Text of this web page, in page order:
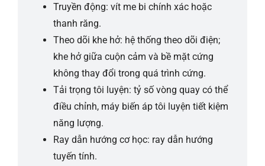
Truyền động: vít me bi chính xác hoặc
thanh răng.
Theo dõi khe hở: hệ thống theo dõi điện;
khe hở giữa cuộn cảm và bề mặt cứng
không thay đổi trong quá trình cứng.
Tải trọng tôi luyện: tỷ số vòng quay có thể
điều chỉnh, máy biến áp tôi luyện tiết kiệm
năng lượng.
Ray dẫn hướng cơ học: ray dẫn hướng
tuyến tính.